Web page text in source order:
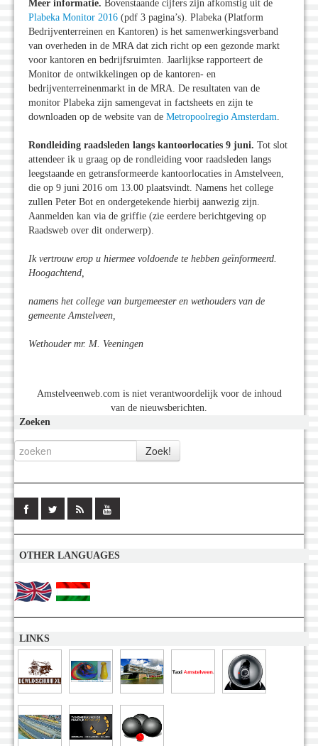
Meer informatie. Bovenstaande cijfers zijn afkomstig uit de
Plabeka Monitor 2016 (pdf 3 pagina’s). Plabeka (Platform
Bedrijventerreinen en Kantoren) is het samenwerkingsverband
van overheden in de MRA dat zich richt op een gezonde markt
voor kantoren en bedrijfsruimten. Jaarlijkse rapporteert de
Monitor de ontwikkelingen op de kantoren- en
bedrijventerreinenmarkt in de MRA. De resultaten van de
monitor Plabeka zijn samengevat in factsheets en zijn te
downloaden op de website van de Metropoolregio Amsterdam.
Rondleiding raadsleden langs kantoorlocaties 9 juni. Tot slot
attendeer ik u graag op de rondleiding voor raadsleden langs
leegstaande en getransformeerde kantoorlocaties in Amstelveen,
die op 9 juni 2016 om 13.00 plaatsvindt. Namens het college
zullen Peter Bot en ondergetekende hierbij aanwezig zijn.
Aanmelden kan via de griffie (zie eerdere berichtgeving op
Raadsweb over dit onderwerp).
Ik vertrouw erop u hiermee voldoende te hebben geïnformeerd.
Hoogachtend,
namens het college van burgemeester en wethouders van de
gemeente Amstelveen,
Wethouder mr. M. Veeningen
Amstelveenweb.com is niet verantwoordelijk voor de inhoud
van de nieuwsberichten.
Zoeken
OTHER LANGUAGES
LINKS